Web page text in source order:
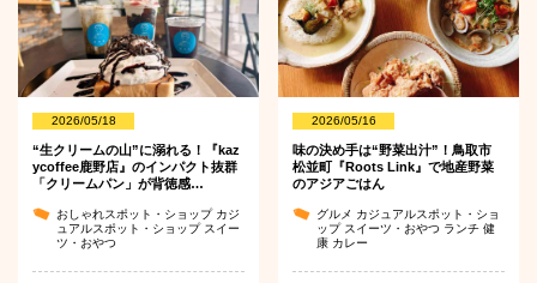
2026/05/18
“生クリームの山”に溺れる！『kaz
ycoffee鹿野店』のインパクト抜群
「クリームパン」が背徳感…
おしゃれスポット・ショップ カジ
ュアルスポット・ショップ スイー
ツ・おやつ
2026/05/16
味の決め手は“野菜出汁”！鳥取市
松並町『Roots Link』で地産野菜
のアジアごはん
グルメ カジュアルスポット・ショ
ップ スイーツ・おやつ ランチ健
康 カレー